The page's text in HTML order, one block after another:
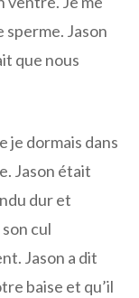
sperme. Jason
que nous
je dormais dans
Jason était
dur et
cul
Jason a dit
baise et qu’il